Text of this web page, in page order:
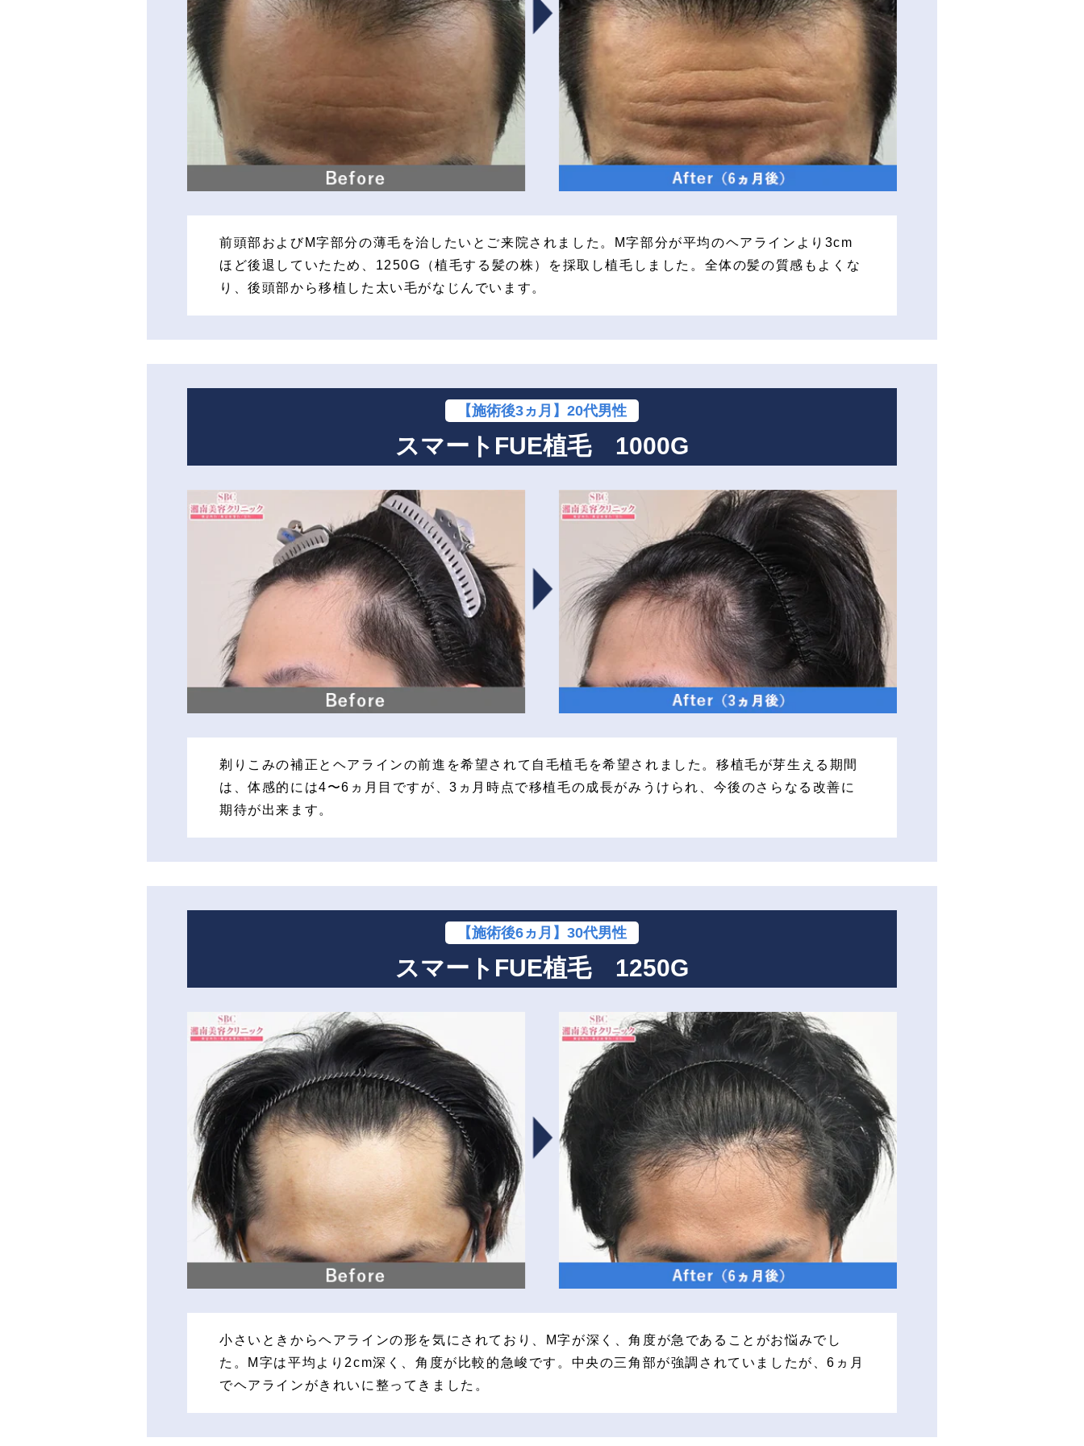
前頭部およびM字部分の薄毛を治したいとご来院されました。M字部分が平均のヘアラインより3cm
ほど後退していたため、1250G（植毛する髪の株）を採取し植毛しました。全体の髪の質感もよくな
り、後頭部から移植した太い毛がなじんでいます。
【施術後3ヵ月】20代男性
スマートFUE植毛 1000G
剃りこみの補正とヘアラインの前進を希望されて自毛植毛を希望されました。移植毛が芽生える期間
は、体感的には4〜6ヵ月目ですが、3ヵ月時点で移植毛の成長がみうけられ、今後のさらなる改善に
期待が出来ます。
【施術後6ヵ月】30代男性
スマートFUE植毛 1250G
小さいときからヘアラインの形を気にされており、M字が深く、角度が急であることがお悩みでし
た。M字は平均より2cm深く、角度が比較的急峻です。中央の三角部が強調されていましたが、6ヵ月
でヘアラインがきれいに整ってきました。